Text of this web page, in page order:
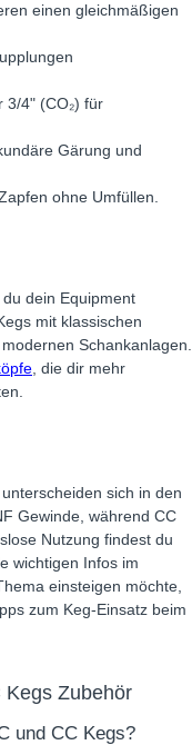
einen gleichmäßigen
3/4" (CO₂) für
Gärung und
ohne Umfüllen.
du dein Equipment
mit klassischen
Schankanlagen.
, die dir mehr
sich in den
Gewinde, während CC
Nutzung findest du
wichtigen Infos im
einsteigen möchte,
zum Keg-Einsatz beim
Kegs Zubehör
und CC Kegs?